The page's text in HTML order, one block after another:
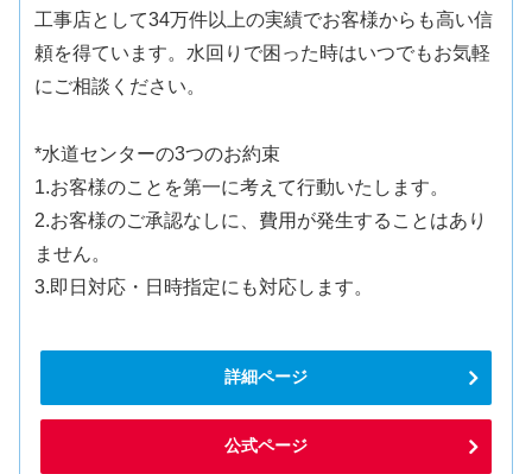
工事店として34万件以上の実績でお客様からも高い信
頼を得ています。水回りで困った時はいつでもお気軽
にご相談ください。
*水道センターの3つのお約束
1.お客様のことを第一に考えて行動いたします。
2.お客様のご承認なしに、費用が発生することはあり
ません。
3.即日対応・日時指定にも対応します。
詳細ページ
公式ページ